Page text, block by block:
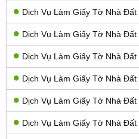
Dịch Vụ Làm Giấy Tờ Nhà Đất
Dịch Vụ Làm Giấy Tờ Nhà Đất
Dịch Vụ Làm Giấy Tờ Nhà Đất
Dịch Vụ Làm Giấy Tờ Nhà Đất
Dịch Vụ Làm Giấy Tờ Nhà Đất
Dịch Vụ Làm Giấy Tờ Nhà Đất